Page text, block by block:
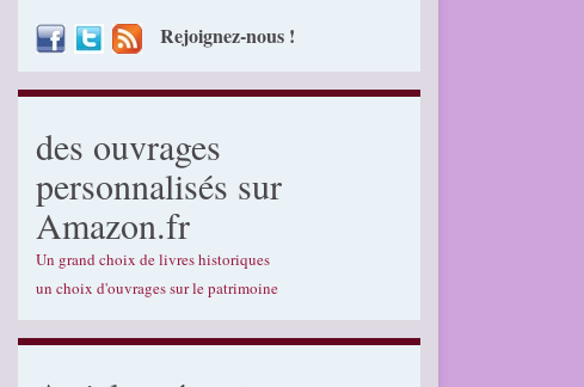
Rejoignez-nous !
des ouvrages
personnalisés sur
Amazon.fr
Un grand choix de livres historiques
un choix d'ouvrages sur le patrimoine